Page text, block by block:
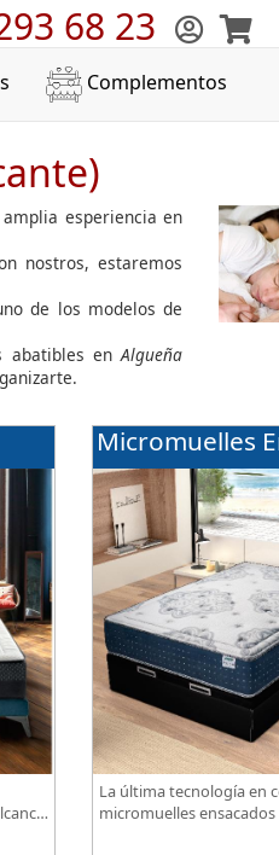
68 23
Complementos
esperiencia en
nostros, estaremos
de los modelos de
abatibles enAlgueña
Micromuelles
La última tecnología en
micromuelles ensacados